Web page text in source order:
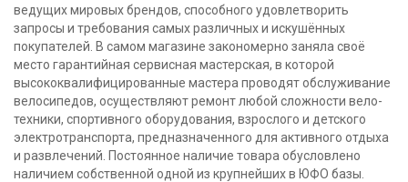
ведущих мировых брендов, способного удовлетворить
запросы и требования самых различных и искушённых
покупателей. В самом магазине закономерно заняла своё
место гарантийная сервисная мастерская, в которой
высококвалифицированные мастера проводят обслуживание
велосипедов, осуществляют ремонт любой сложности вело-
техники, спортивного оборудования, взрослого и детского
электротранспорта, предназначенного для активного отдыха
и развлечений. Постоянное наличие товара обусловлено
наличием собственной одной из крупнейших в ЮФО базы.